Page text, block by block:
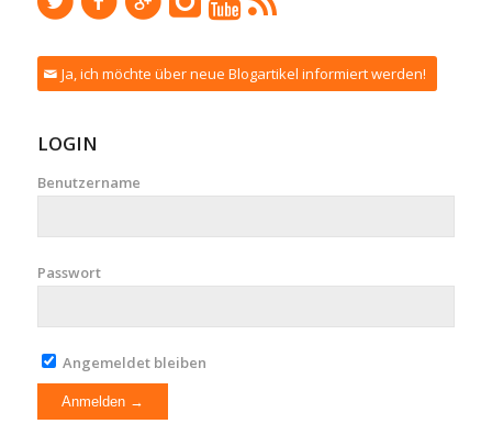
Ja, ich möchte über neue Blogartikel informiert werden!
LOGIN
Benutzername
Passwort
Angemeldet bleiben